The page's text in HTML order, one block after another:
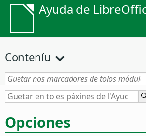
Ayuda de
Conteníu
Opciones